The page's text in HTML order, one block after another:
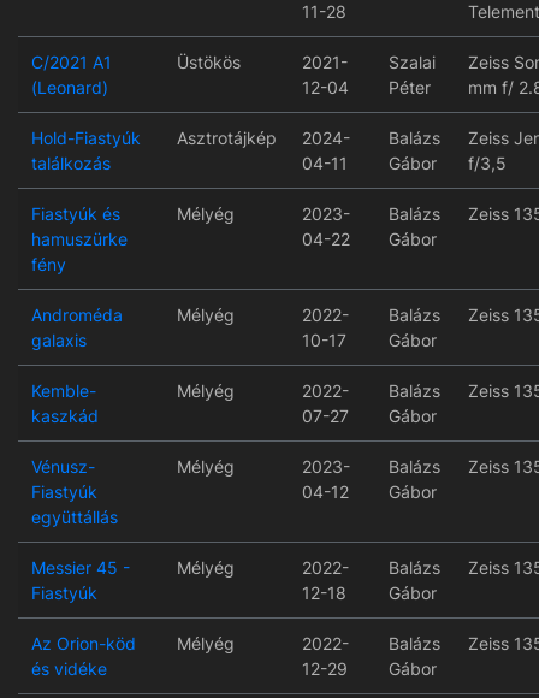
11-28
C/2021 A1
(Leonard)
Üstökös
2021-
12-04
Szalai
Péter
Zeiss
mm f/
Hold-Fiastyúk
találkozás
Asztrotájkép
2024-
04-11
Balázs
Gábor
Zeiss
f/3,5
Fiastyúk és
hamuszürke
fény
Mélyég
2023-
04-22
Balázs
Gábor
Zeiss
Androméda
galaxis
Mélyég
2022-
10-17
Balázs
Gábor
Zeiss
Kemble-
kaszkád
Mélyég
2022-
07-27
Balázs
Gábor
Zeiss
Vénusz-
Fiastyúk
együttállás
Mélyég
2023-
04-12
Balázs
Gábor
Zeiss
Messier 45 -
Fiastyúk
Mélyég
2022-
12-18
Balázs
Gábor
Zeiss
Az Orion-köd
és vidéke
Mélyég
2022-
12-29
Balázs
Gábor
Zeiss